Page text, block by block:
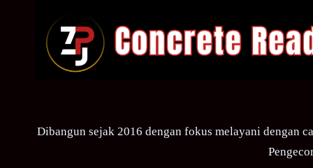
Dibangun sejak 2016 dengan fokus melayani dengan